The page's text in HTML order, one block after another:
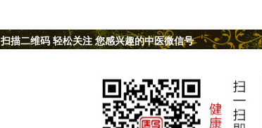
扫描二维码 轻松关注 您感兴趣的中医微信号